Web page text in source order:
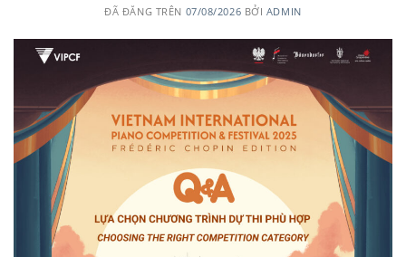
ĐÃ ĐĂNG TRÊN 07/08/2026 BỞI ADMIN